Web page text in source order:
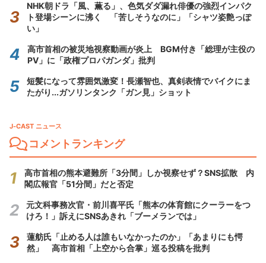
NHK朝ドラ「風、薫る」、色気ダダ漏れ俳優の強烈インパク
ト登場シーンに沸く 「苦しそうなのに」「シャツ姿艶っぽ
い」
高市首相の被災地視察動画が炎上 BGM付き「総理が主役の
PV」に「政権プロパガンダ」批判
短髪になって雰囲気激変！長瀬智也、真剣表情でバイクにま
たがり...ガソリンタンク「ガン見」ショット
J-CAST ニュース
コメントランキング
高市首相の熊本避難所「3分間」しか視察せず？SNS拡散 内
閣広報官「51分間」だと否定
元文科事務次官・前川喜平氏「熊本の体育館にクーラーをつ
けろ！」訴えにSNSあきれ「ブーメランでは」
蓮舫氏「止める人は誰もいなかったのか」「あまりにも愕
然」 高市首相「上空から合掌」巡る投稿を批判